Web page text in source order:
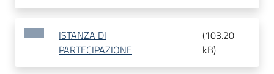
ISTANZA DI
PARTECIPAZIONE
(103.20
kB)